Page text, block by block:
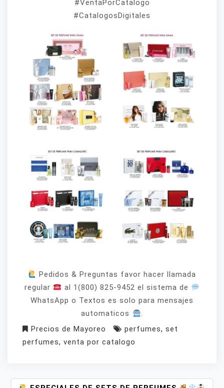
#VentaPorCatalogo
#CatalogosDigitales
Pedidos & Preguntas favor hacer llamada
regular
al 1(800) 825-9452 el sistema de
WhatsApp o Textos es solo para mensajes
automaticos
.
Precios de Mayoreo
perfumes, set
perfumes, venta por catalogo